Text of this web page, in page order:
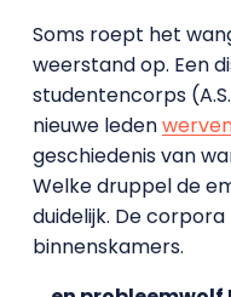
Soms roept het
weerstand op. Een
studentencorps
nieuwe leden
geschiedenis van
Welke druppel de
duidelijk. De
binnenskamers.